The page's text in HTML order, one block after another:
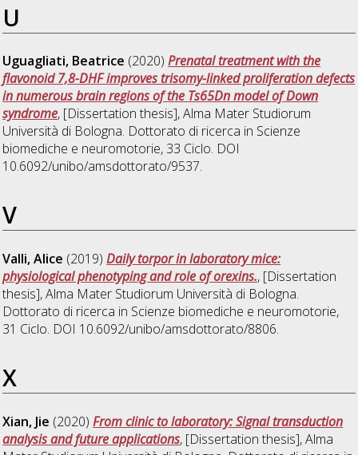
U
Uguagliati, Beatrice (2020)Prenatal treatment with the
flavonoid 7,8-DHF improves trisomy-linked proliferation defects
in numerous brain regions of the Ts65Dn model of Down
syndrome, [Dissertation thesis], Alma Mater Studiorum
Università di Bologna. Dottorato di ricerca in Scienze
biomediche e neuromotorie, 33 Ciclo. DOI
10.6092/unibo/amsdottorato/9537.
V
Valli, Alice (2019)Daily torpor in laboratory mice:
physiological phenotyping and role of orexins., [Dissertation
thesis], Alma Mater Studiorum Università di Bologna.
Dottorato di ricerca in Scienze biomediche e neuromotorie,
31 Ciclo. DOI 10.6092/unibo/amsdottorato/8806.
X
Xian, Jie (2020)From clinic to laboratory: Signal transduction
analysis and future applications, [Dissertation thesis], Alma